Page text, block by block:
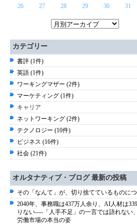
26 27 28 29 30 31
カテゴリー
書評 (1件)
英語 (1件)
ワーキングマザー (2件)
マーケティング (1件)
キャリア
ネットワーキング (2件)
テクノロジー (10件)
ビジネス (16件)
社会 (21件)
オルタナティブ・ブログ 最新の投稿
その「なんて」が、切り捨てているものに
2040年、事務職は437万人余り、AI人材は
りない----「人手不足」の一言では語れない
労働市場の本当の姿